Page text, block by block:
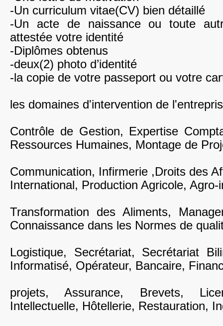
-Un curriculum vitae(CV) bien détaillé
-Un acte de naissance ou toute
attestée votre identité
-Diplômes obtenus
-deux(2) photo d’identité
-la copie de votre passeport ou votre
les domaines d'intervention de
Contrôle de Gestion, Expertise
Ressources Humaines, Montage de
Communication, Infirmerie ,Droits des
International, Production Agricole, Agro-
Transformation des Aliments,
Connaissance dans les Normes de
Logistique, Secrétariat, Secrétariat
Informatisé, Opérateur, Bancaire,
projets, Assurance, Brevets,
Intellectuelle, Hôtellerie, Restauration,